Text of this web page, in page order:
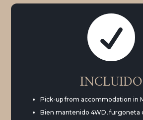

INCLUIDO
Pick-up from accommodation in
Bien mantenido 4WD, furgoneta